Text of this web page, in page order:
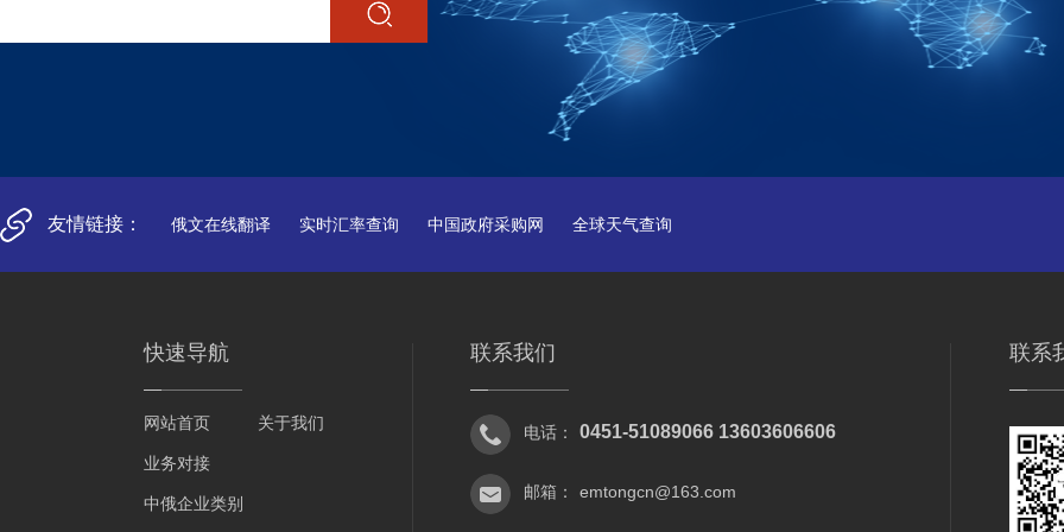
友情链接： 俄文在线翻译 实时汇率查询 中国政府采购网 全球天气查询
快速导航
网站首页 关于我们
业务对接
中俄企业类别
联系我们
电话： 0451-51089066 13603606606
邮箱： emtongcn@163.com
联系